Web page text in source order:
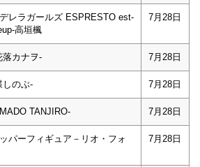
レラガールズ ESPRESTO est-
高垣楓
7月28日
落カナヲ- 7月28日
しのぶ- 7月28日
TANJIRO- 7月28日
パーフィギュア－リオ・フォ
7月28日